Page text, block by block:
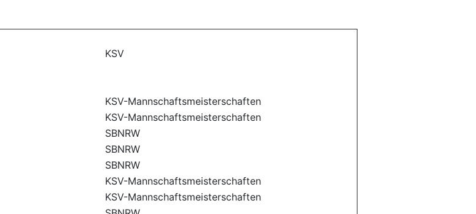
KSV
KSV-Mannschaftsmeisterschaften
KSV-Mannschaftsmeisterschaften
SBNRW
SBNRW
SBNRW
KSV-Mannschaftsmeisterschaften
KSV-Mannschaftsmeisterschaften